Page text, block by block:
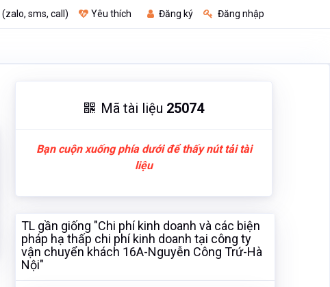
(zalo, sms, call) Yêu thích Đăng ký Đăng nhập
Mã tài liệu 25074
Bạn cuộn xuống phía dưới để thấy nút tải tài
liệu
TL gần giống "Chi phí kinh doanh và các biện
pháp hạ thấp chi phí kinh doanh tại công ty
vận chuyển khách 16A-Nguyễn Công Trứ-Hà
Nội"